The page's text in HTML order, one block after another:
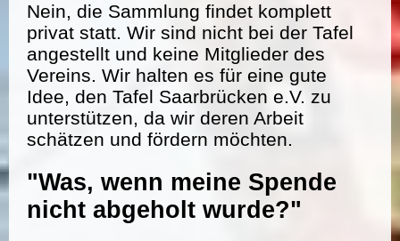
Nein, die Sammlung findet komplett
privat statt. Wir sind nicht bei der Tafel
angestellt und keine Mitglieder des
Vereins. Wir halten es für eine gute
Idee, den Tafel Saarbrücken e.V. zu
unterstützen, da wir deren Arbeit
schätzen und fördern möchten.
"Was, wenn meine Spende
nicht abgeholt wurde?"